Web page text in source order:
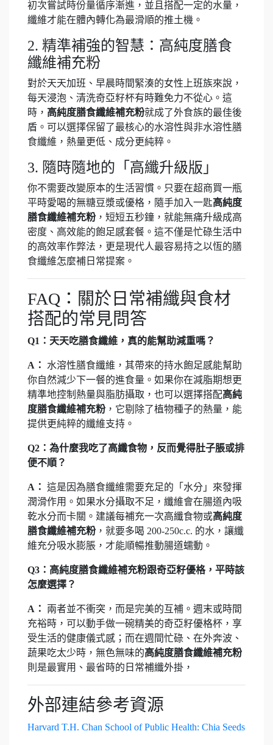
初次嘗試時份量循序漸進，並且搭配一定的水量，
纖維才能在體內轉化為最滑順的推土機。
2. 精準補強的智慧：高純度膳食
纖維補充粉
對於天天加班、早晨時間緊湊的女性上班族來說，
每天浸泡、清洗奇亞籽杯有時難免力不從心。這
時， 高純度膳食纖維補充粉就成了外食族的最佳後
盾。可以選擇保留了最核心的水溶性與非水溶性膳
食纖維，熱量更低、成分更純粹。
3. 隨時隨地的「高纖升級版」
你不需要改變原本的生活習慣。只要在超商買一瓶
平時愛喝的無糖豆漿或優格，隨手加入一匙高純度
膳食纖維補充粉，短短五秒鐘，就能無痛升級成高
密度、高效能的飽足感套餐。這不僅是忙碌生活中
的高效率作弊法，更是現代人最容易持之以恆的膳
食纖維怎麼補日常提案。
FAQ：關於日常補纖與食材
搭配的常見問答
Q1：天天吃膳食纖維，真的能幫助減重嗎？
A：
水溶性膳食纖維，其帶來的持水飽足感能幫助
你自然減少下一餐的進食量。如果你在減脂期想更
精準地控制熱量與脂肪攝取，也可以選擇搭配高純
度膳食纖維補充粉，它剔除了植物種子的熱量，能
提供更純粹的纖維支持。
Q2：為什麼我吃了高纖食物，反而覺得肚子脹或排
便不順？
A： 這是因為膳食纖維需要充足的「水分」來發揮
潤滑作用。如果水分攝取不足，纖維會在腸道內吸
乾水分而卡關。建議每補充一次高纖食物或高純度
膳食纖維補充粉，就要多喝 200-250c.c. 的水，讓纖
維充分吸水膨脹，才能順暢推動腸道蠕動。
Q3：高純度膳食纖維補充粉跟奇亞籽優格，平時該
怎麼選擇？
A：
兩者並不衝突，而是完美的互補。週末或時間
充裕時，可以動手做一碗精美的奇亞籽優格杯，享
受生活的健康儀式感；而在週間忙碌、在外奔波、
蔬果吃太少時，無色無味的高純度膳食纖維補充粉
則是最實用、最省時的日常補纖外掛，
外部連結參考資源
Harvard T.H. Chan School of Public Health: Chia Seeds